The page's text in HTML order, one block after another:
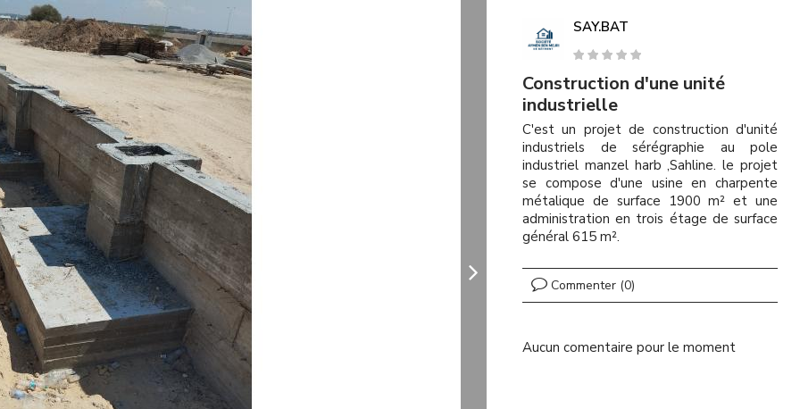
SAY.BAT
Construction d'une unité
industrielle
C'est un projet de construction d'unité
industriels de sérégraphie au pole
industriel manzel harb ,Sahline. le projet
se compose d'une usine en charpente
métalique de surface 1900 m² et une
administration en trois étage de surface
général 615 m².
Commenter (0)
Aucun comentaire pour le moment